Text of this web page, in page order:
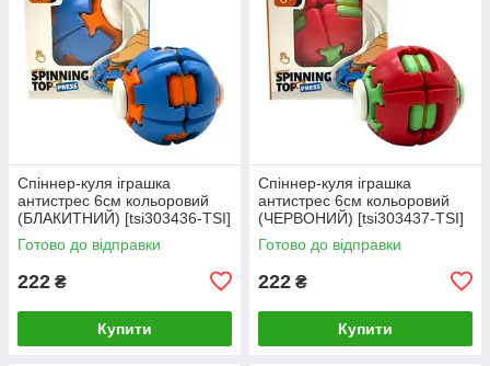
Спіннер-куля іграшка
антистрес 6см кольоровий
(БЛАКИТНИЙ) [tsi303436-TSI]
Готово до відправки
222 ₴
Купити
Спіннер-куля іграшка
антистрес 6см кольоровий
(ЧЕРВОНИЙ) [tsi303437-TSI]
Готово до відправки
222 ₴
Купити